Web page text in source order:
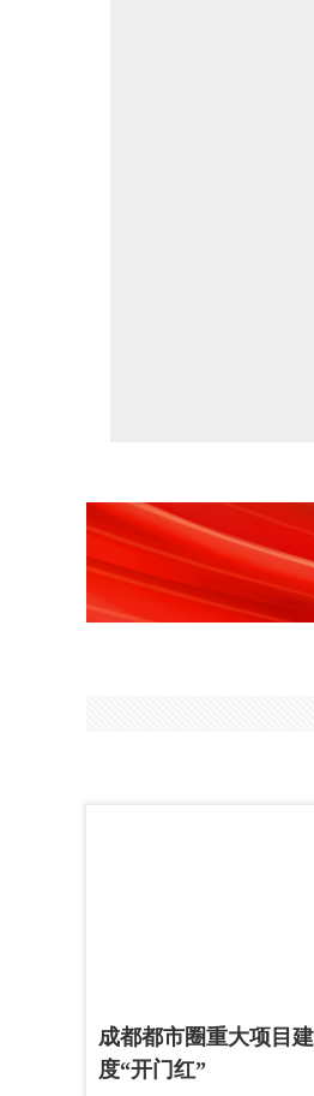
成都都市圈重大项目
度“开门红”